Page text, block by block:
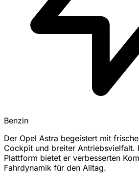
Benzin
Der Opel Astra begeistert mit
Cockpit und breiter Antriebsvielfalt.
Plattform bietet er verbesserten
Fahrdynamik für den Alltag.